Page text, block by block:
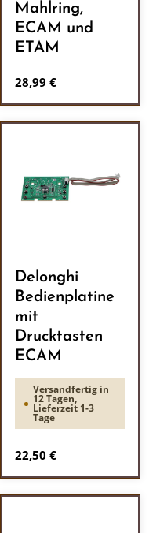
Mahlring,
ECAM und
ETAM
Regulärer Preis:
28,99 €
Delonghi
Bedienplatine
mit
Drucktasten
ECAM
Versandfertig in
12 Tagen,
Lieferzeit 1-3
Tage
Regulärer Preis:
22,50 €